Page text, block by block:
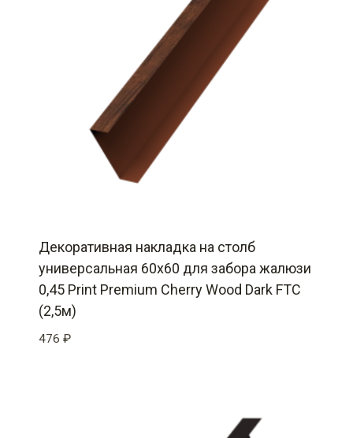
Декоративная накладка на столб
универсальная 60х60 для забора жалюзи
0,45 Print Premium Cherry Wood Dark FTC
(2,5м)
476 ₽